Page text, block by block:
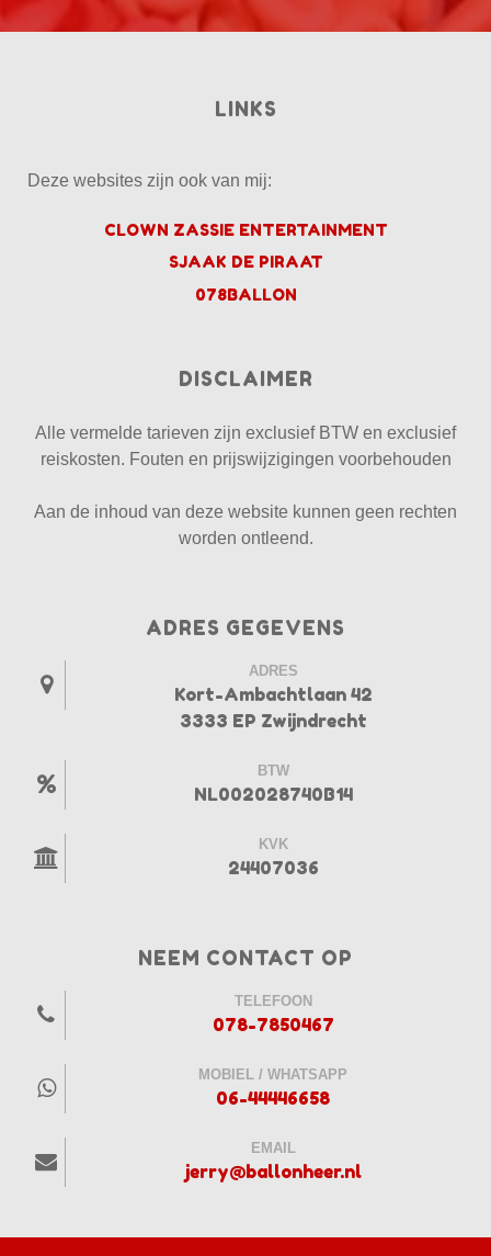
LINKS
Deze websites zijn ook van mij:
CLOWN ZASSIE ENTERTAINMENT
SJAAK DE PIRAAT
078BALLON
DISCLAIMER
Alle vermelde tarieven zijn exclusief BTW en exclusief
reiskosten. Fouten en prijswijzigingen voorbehouden
Aan de inhoud van deze website kunnen geen rechten
worden ontleend.
ADRES GEGEVENS
ADRES
Kort-Ambachtlaan 42
3333 EP Zwijndrecht
BTW
NL002028740B14
KVK
24407036
NEEM CONTACT OP
TELEFOON
078-7850467
MOBIEL / WHATSAPP
06-44446658
EMAIL
jerry@ballonheer.nl